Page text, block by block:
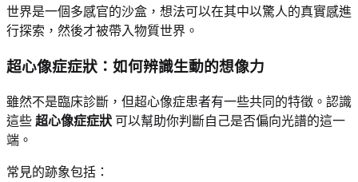
世界是一個多感官的沙盒，想法可以在其中以驚人的真實感進
行探索，然後才被帶入物質世界。
超心像症症狀：如何辨識生動的想像力
雖然不是臨床診斷，但超心像症患者有一些共同的特徵。認識
這些 超心像症症狀 可以幫助你判斷自己是否偏向光譜的這一
端。
常見的跡象包括：